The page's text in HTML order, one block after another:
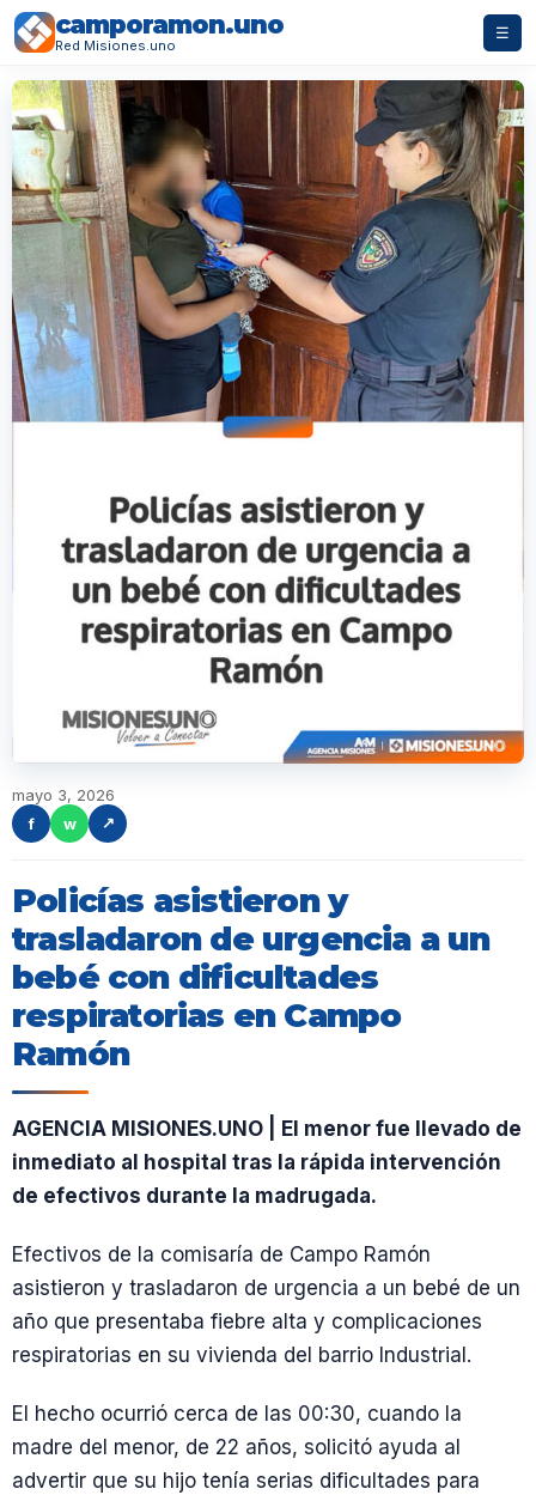
camporamon.uno
Red Misiones.uno
☰
mayo 3, 2026
f
w ↗
Policías asistieron y
trasladaron de urgencia a un
bebé con dificultades
respiratorias en Campo
Ramón
AGENCIA MISIONES.UNO | El menor fue llevado de
inmediato al hospital tras la rápida intervención
de efectivos durante la madrugada.
Efectivos de la comisaría de Campo Ramón
asistieron y trasladaron de urgencia a un bebé de un
año que presentaba fiebre alta y complicaciones
respiratorias en su vivienda del barrio Industrial.
El hecho ocurrió cerca de las 00:30, cuando la
madre del menor, de 22 años, solicitó ayuda al
advertir que su hijo tenía serias dificultades para